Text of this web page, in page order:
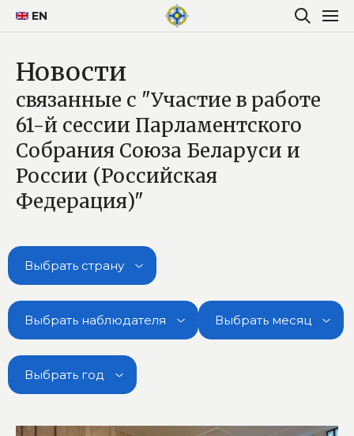
EN
Новости
связанные с "Участие в работе
61-й сессии Парламентского
Собрания Союза Беларуси и
России (Российская
Федерация)"
Выбрать страну
Выбрать наблюдателя Выбрать месяц
Выбрать год